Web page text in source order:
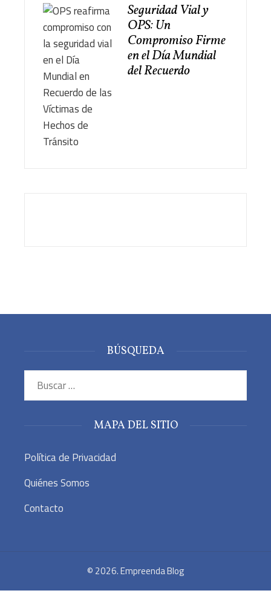
Seguridad Vial y
OPS: Un
Compromiso Firme
en el Día Mundial
del Recuerdo
BÚSQUEDA
MAPA DEL SITIO
Política de Privacidad
Quiénes Somos
Contacto
© 2026. Empreenda Blog